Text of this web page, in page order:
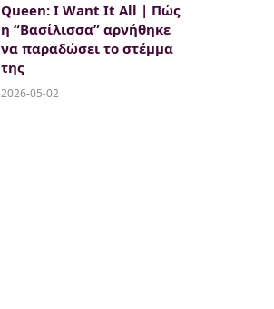
Queen: I Want It All | Πώς
η “Βασίλισσα” αρνήθηκε
να παραδώσει το στέμμα
της
2026-05-02